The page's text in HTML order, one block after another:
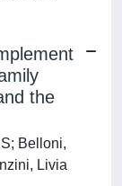
the
Belloni,
Livia